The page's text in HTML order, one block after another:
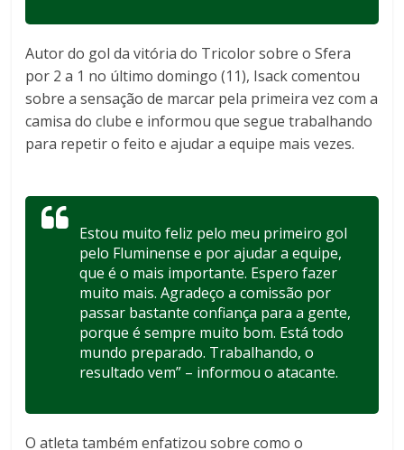
Autor do gol da vitória do Tricolor sobre o Sfera
por 2 a 1 no último domingo (11), Isack comentou
sobre a sensação de marcar pela primeira vez com a
camisa do clube e informou que segue trabalhando
para repetir o feito e ajudar a equipe mais vezes.
Estou muito feliz pelo meu primeiro gol
pelo Fluminense e por ajudar a equipe,
que é o mais importante. Espero fazer
muito mais. Agradeço a comissão por
passar bastante confiança para a gente,
porque é sempre muito bom. Está todo
mundo preparado. Trabalhando, o
resultado vem” – informou o atacante.
O atleta também enfatizou sobre como o